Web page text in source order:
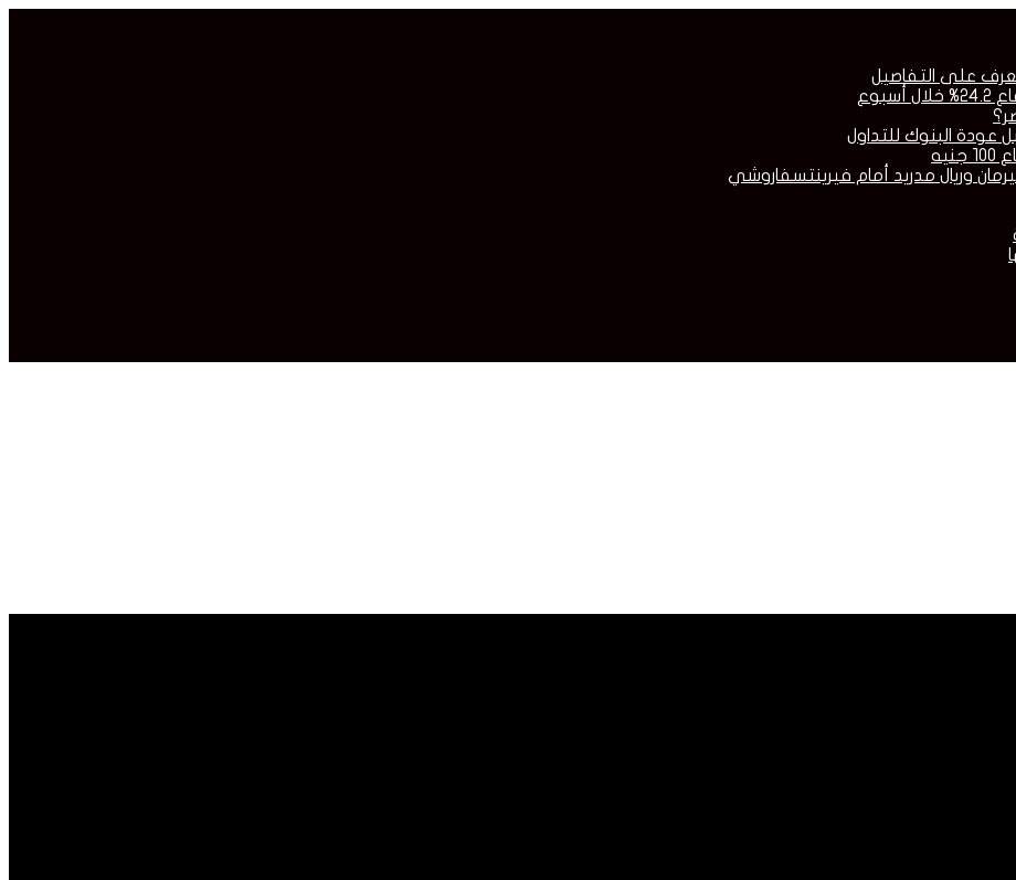
تعرف على التفاصيل
عودة البنوك للتداول
وريال مدريد أمام فيرينتسفاروشي